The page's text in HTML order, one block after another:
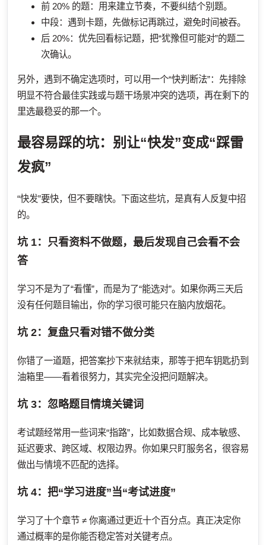
前 20% 的题：用来建立节奏，不要纠结个别题。
中段：遇到卡题，先做标记再跳过，避免时间被吞。
后 20%：优先回看标记题，把“犹豫但可能对”的题二
次确认。
另外，遇到不确定选项时，可以用一个“快判断法”：先排除
明显不符合最佳实践或与题干场景冲突的选项，再在剩下的
里选最稳妥的那一个。
最容易踩的坑：别让“快发”变成“踩雷
发疯”
“快发”要快，但不要瞎快。下面这些坑，是真有人反复中招
的。
坑 1：只看资料不做题，最后发现自己会看不会
答
学习不是为了“看懂”，而是为了“能选对”。如果你两三天后
没有任何题目输出，你的学习很可能只在脑内放烟花。
坑 2：复盘只看对错不做分类
你错了一道题，把答案抄下来就结束，那等于把车钥匙扔到
油箱里——看着很努力，其实完全没把问题解决。
坑 3：忽略题目情境关键词
考试题经常用一些词来“指路”，比如数据合规、成本敏感、
延迟要求、跨区域、权限边界。你如果只盯服务名，很容易
做出与情境不匹配的选择。
坑 4：把“学习进度”当“考试进度”
学习了十个章节 ≠ 你离通过更近十个百分点。真正决定你
通过概率的是你能否稳定答对关键考点。